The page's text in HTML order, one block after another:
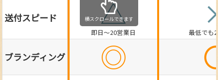
送付スピード △
即日～20営業日 最低でも
ブランディング ◎
横スクロールできます